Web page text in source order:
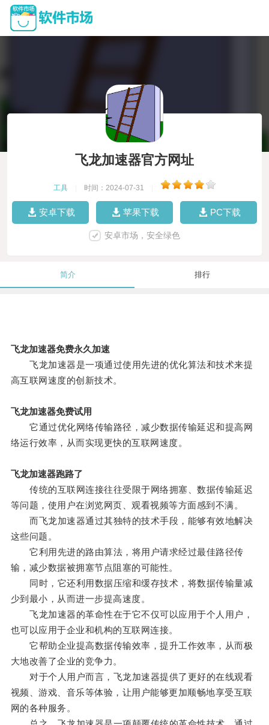
飞龙加速器官方网址
工具 时间：2024-07-31
安卓下载 苹果下载 PC下载
安卓市场，安全绿色
简介 排行
飞龙加速器免费永久加速
飞龙加速器是一项通过使用先进的优化算法和技术来提
高互联网速度的创新技术。
飞龙加速器免费试用
它通过优化网络传输路径，减少数据传输延迟和提高网
络运行效率，从而实现更快的互联网速度。
飞龙加速器跑路了
传统的互联网连接往往受限于网络拥塞、数据传输延迟
等问题，使用户在浏览网页、观看视频等方面感到不满。
而飞龙加速器通过其独特的技术手段，能够有效地解决
这些问题。
它利用先进的路由算法，将用户请求经过最佳路径传
输，减少数据被拥塞节点阻塞的可能性。
同时，它还利用数据压缩和缓存技术，将数据传输量减
少到最小，从而进一步提高速度。
飞龙加速器的革命性在于它不仅可以应用于个人用户，
也可以应用于企业和机构的互联网连接。
它帮助企业提高数据传输效率，提升工作效率，从而极
大地改善了企业的竞争力。
对于个人用户而言，飞龙加速器提供了更好的在线观看
视频、游戏、音乐等体验，让用户能够更加顺畅地享受互联
网的各种服务。